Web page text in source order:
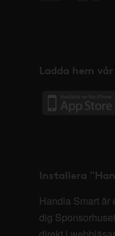
Ladda hem
Installera
Handla Smart är
dig